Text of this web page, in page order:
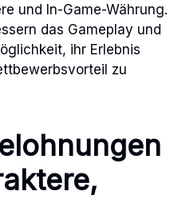
und In-Game-Währung.
das Gameplay und
ihr Erlebnis
zu